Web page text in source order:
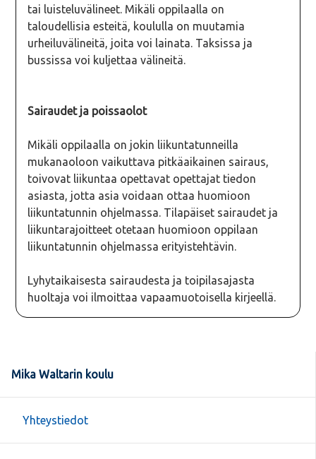
tai luisteluvälineet. Mikäli oppilaalla on
taloudellisia esteitä, koululla on muutamia
urheiluvälineitä, joita voi lainata. Taksissa ja
bussissa voi kuljettaa välineitä.
Sairaudet ja poissaolot
Mikäli oppilaalla on jokin liikuntatunneilla
mukanaoloon vaikuttava pitkäaikainen sairaus,
toivovat liikuntaa opettavat opettajat tiedon
asiasta, jotta asia voidaan ottaa huomioon
liikuntatunnin ohjelmassa. Tilapäiset sairaudet ja
liikuntarajoitteet otetaan huomioon oppilaan
liikuntatunnin ohjelmassa erityistehtävin.
Lyhytaikaisesta sairaudesta ja toipilasajasta
huoltaja voi ilmoittaa vapaamuotoisella kirjeellä.
Mika Waltarin koulu
Yhteystiedot